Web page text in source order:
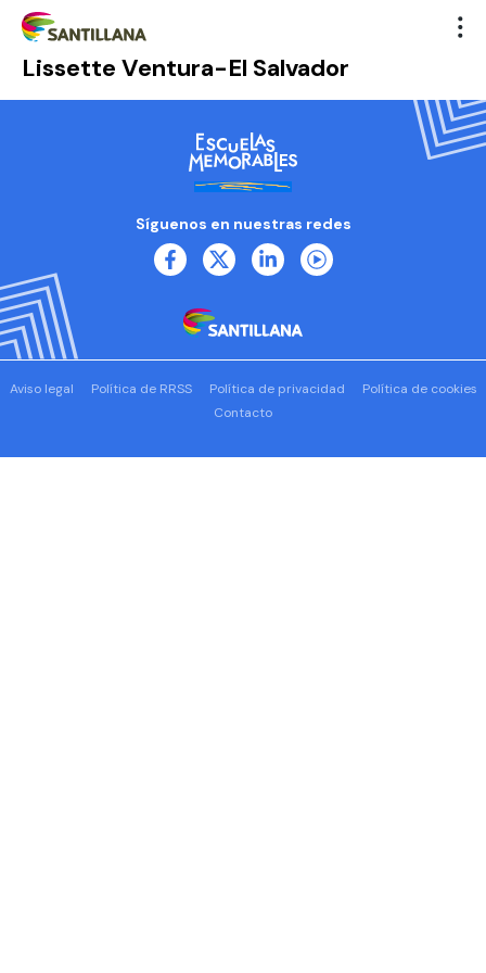
Lissette Ventura-El Salvador
Síguenos en nuestras redes
Aviso legal Política de RRSS Política de privacidad
Política de cookies
Contacto